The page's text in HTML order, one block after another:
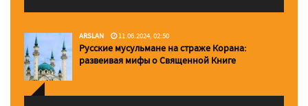
ARSLAN 11.06.2024, 02:50
Русские мусульмане на страже Корана:
pазвеивая мифы о Священной Книге